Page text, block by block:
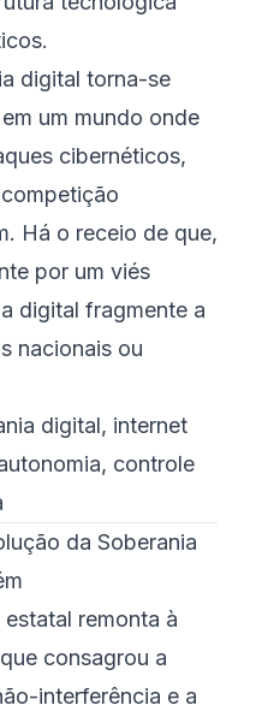
digital torna-se
um mundo onde
cibernéticos,
Há o receio de que,
por um viés
digital fragmente a
nacionais ou
digital, internet
controle
da Soberania
remonta à
consagrou a
interferência e a